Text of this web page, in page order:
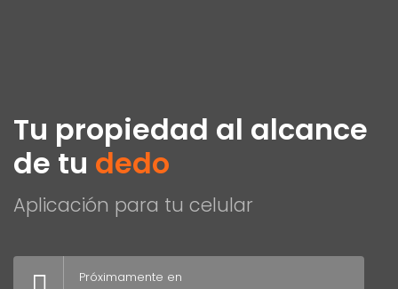
Tu propiedad al alcance
de tu dedo
Aplicación para tu celular
Próximamente en